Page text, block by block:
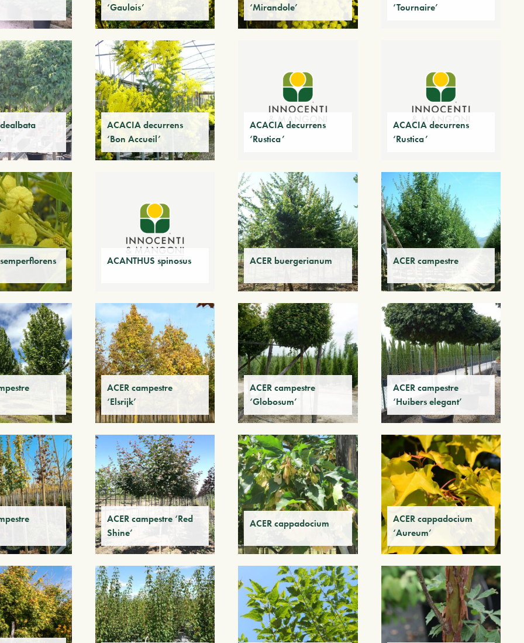
‘Gaulois’
‘Mirandole’
‘Tournaire’
ACACIA decurrens
‘Bon Accueil’
ACACIA decurrens
‘Rustica’
ACACIA decurrens
‘Rustica’
ACANTHUS spinosus ACER buergerianum ACER campestre
ACER campestre
‘Elsrijk’
ACER campestre
‘Globosum’
ACER campestre
‘Huibers elegant’
ACER campestre ‘Red
Shine’
ACER cappadocium
ACER cappadocium
‘Aureum’